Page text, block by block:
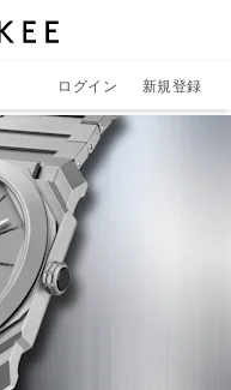
ログイン 新規登録